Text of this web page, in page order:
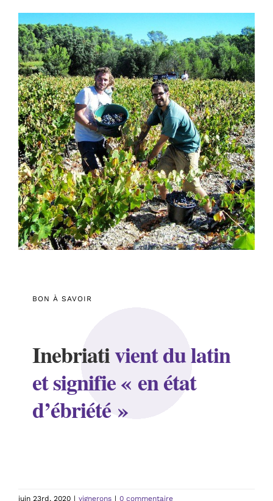
BON À SAVOIR
Inebriativient du latin
et signifie « en état
d’ébriété »
juin 23rd, 2020 | vignerons | 0 commentaire